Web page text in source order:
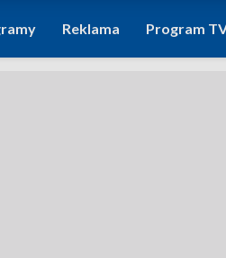
Reklama Program